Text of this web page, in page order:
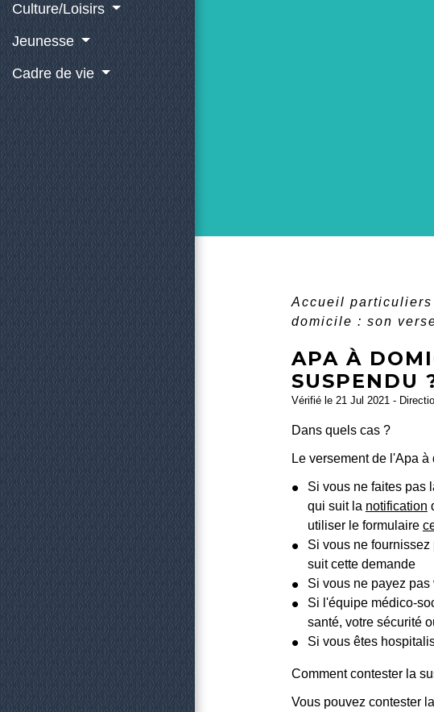
Culture/Loisirs
Jeunesse
Cadre de vie
Accueil particuliers
domicile : son
APA À
SUSPENDU
Vérifié le 21 Jul 2021 -
Dans quels cas ?
Le versement de l'Apa
Si vous ne faites pas
qui suit la notification
utiliser le formulaire
Si vous ne
suit cette demande
Si vous ne payez pas
Si l'équipe médico-
santé, votre sécurité
Si vous êtes
Comment contester la
Vous pouvez contester